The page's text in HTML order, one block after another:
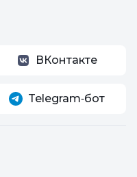
ВКонтакте
Telegram‑бот